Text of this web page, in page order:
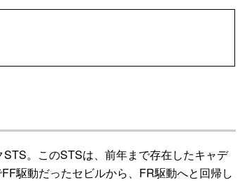
。このSTSは、前年まで存在したキャデ
駆動だったセビルから、FR駆動へと回帰し